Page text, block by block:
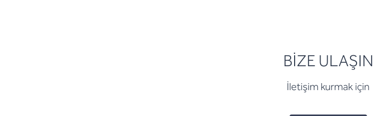
BİZE ULAŞIN
İletişim kurmak için